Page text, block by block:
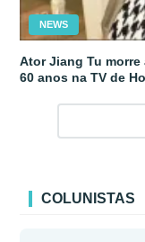
NEWS
Ator Jiang Tu
60 anos na TV de
COLUNISTAS